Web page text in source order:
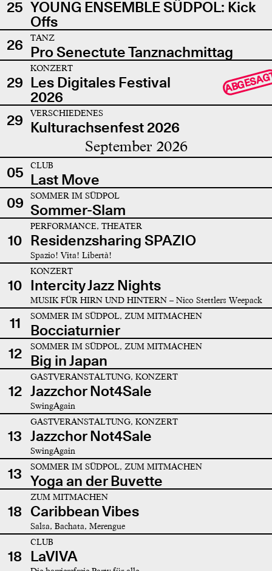
25 YOUNG ENSEMBLE SÜDPOL: Kick
Offs
26
TANZ
Pro Senectute Tanznachmittag
29
KONZERT
Les Digitales Festival
2026
29 VERSCHIEDENES
Kulturachsenfest 2026
September 2026
05 CLUB
Last Move
09
SOMMER IM SÜDPOL
Sommer-Slam
10
PERFORMANCE, THEATER
Residenzsharing SPAZIO
Spazio! Vita! Libertà!
10
KONZERT
Intercity Jazz Nights
MUSIK FÜR HIRN UND HINTERN – Nico Stettlers Weepack
11 SOMMER IM SÜDPOL, ZUM MITMACHEN
Bocciaturnier
12
SOMMER IM SÜDPOL, ZUM MITMACHEN
Big in Japan
12
GASTVERANSTALTUNG, KONZERT
Jazzchor Not4Sale
SwingAgain
13
GASTVERANSTALTUNG, KONZERT
Jazzchor Not4Sale
SwingAgain
13 SOMMER IM SÜDPOL, ZUM MITMACHEN
Yoga an der Buvette
18
ZUM MITMACHEN
Caribbean Vibes
Salsa, Bachata, Merengue
18
CLUB
LaVIVA